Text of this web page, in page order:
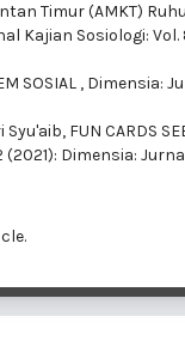
Timur (AMKT)
Kajian Sosiologi:
SOSIAL , Dimensia:
Syu'aib, FUN CARDS
(2021): Dimensia: